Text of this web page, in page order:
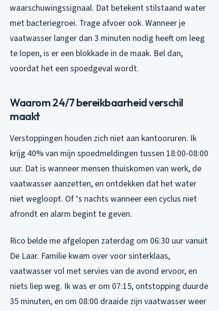
waarschuwingssignaal. Dat betekent stilstaand water
met bacteriegroei. Trage afvoer ook. Wanneer je
vaatwasser langer dan 3 minuten nodig heeft om leeg
te lopen, is er een blokkade in de maak. Bel dan,
voordat het een spoedgeval wordt.
Waarom 24/7 bereikbaarheid verschil
maakt
Verstoppingen houden zich niet aan kantooruren. Ik
krijg 40% van mijn spoedmeldingen tussen 18:00-08:00
uur. Dat is wanneer mensen thuiskomen van werk, de
vaatwasser aanzetten, en ontdekken dat het water
niet wegloopt. Of ‘s nachts wanneer een cyclus niet
afrondt en alarm begint te geven.
Rico belde me afgelopen zaterdag om 06:30 uur vanuit
De Laar. Familie kwam over voor sinterklaas,
vaatwasser vol met servies van de avond ervoor, en
niets liep weg. Ik was er om 07:15, ontstopping duurde
35 minuten, en om 08:00 draaide zijn vaatwasser weer